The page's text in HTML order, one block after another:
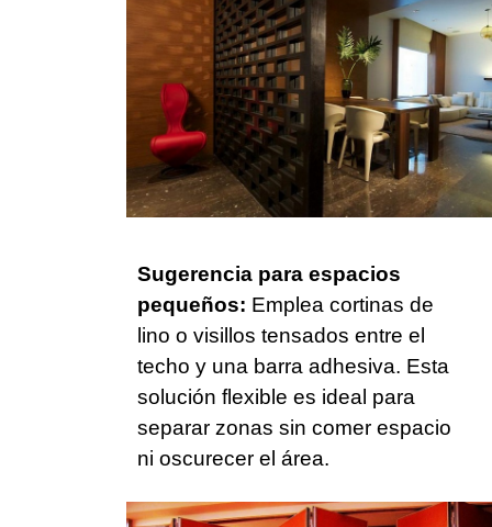
Sugerencia para espacios
pequeños: Emplea cortinas de
lino o visillos tensados entre el
techo y una barra adhesiva. Esta
solución flexible es ideal para
separar zonas sin comer espacio
ni oscurecer el área.